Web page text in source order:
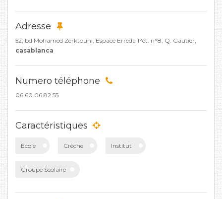
Adresse
52, bd Mohamed Zerktouni, Espace Erreda 1°ét. n°8, Q. Gautier,
casablanca
Numero téléphone
06 60 06 82 55
Caractéristiques
École Crèche Institut
Groupe Scolaire